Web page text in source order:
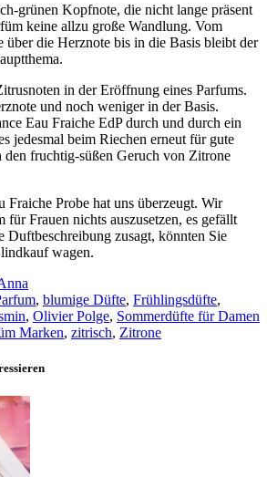
grünen Kopfnote, die nicht lange präsent
keine allzu große Wandlung. Vom
die Herznote bis in die Basis bleibt der
in der Eröffnung eines Parfums.
und noch weniger in der Basis.
Eau Fraiche EdP durch und durch ein
jedesmal beim Riechen erneut für gute
den fruchtig-süßen Geruch von Zitrone
Fraiche Probe hat uns überzeugt. Wir
für Frauen nichts auszusetzen, es gefällt
Duftbeschreibung zusagt, könnten Sie
wagen.
, blumige Düfte, Frühlingsdüfte,
, Olivier Polge, Sommerdüfte für Damen
Marken, zitrisch, Zitrone